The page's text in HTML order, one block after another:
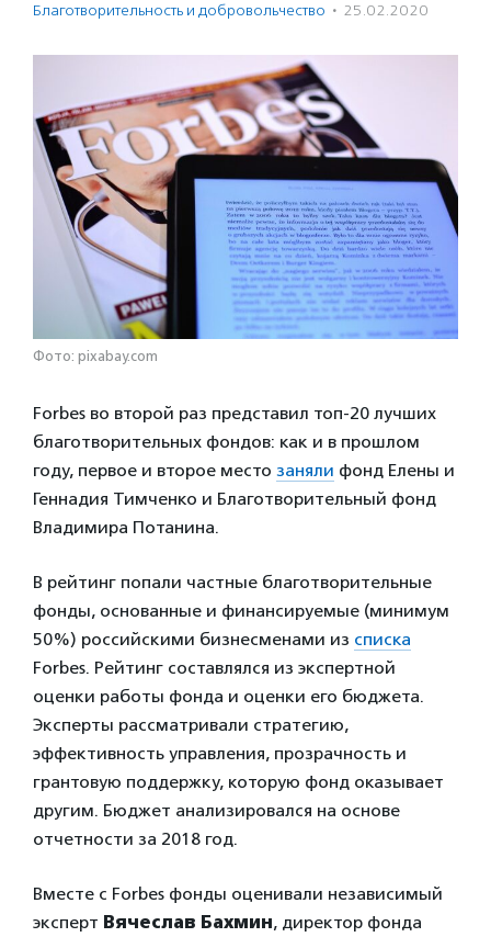
Благотвори­тель­ность и доброволь­чест­во · 25.02.2020
Фото: pixabay.com
Forbes во второй раз представил топ-20 лучших
благотворительных фондов: как и в прошлом
году, первое и второе место заняли фонд Елены и
Геннадия Тимченко и Благотворительный фонд
Владимира Потанина.
В рейтинг попали частные благотворительные
фонды, основанные и финансируемые (минимум
50%) российскими бизнесменами из списка
Forbes. Рейтинг составлялся из экспертной
оценки работы фонда и оценки его бюджета.
Эксперты рассматривали стратегию,
эффективность управления, прозрачность и
грантовую поддержку, которую фонд оказывает
другим. Бюджет анализировался на основе
отчетности за 2018 год.
Вместе с Forbes фонды оценивали независимый
эксперт Вячеслав Бахмин, директор фонда